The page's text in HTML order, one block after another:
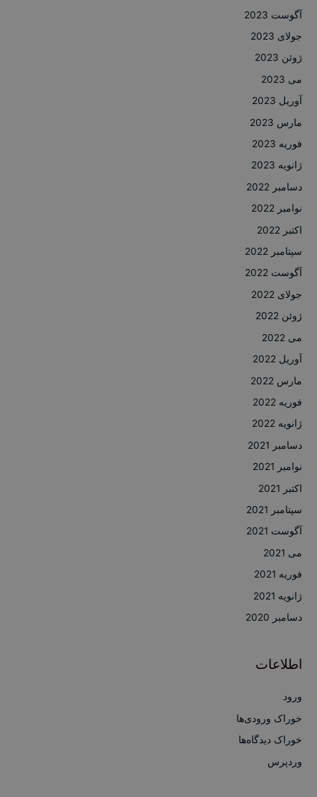
آگوست 2023
جولای 2023
ژوئن 2023
می 2023
آوریل 2023
مارس 2023
فوریه 2023
ژانویه 2023
دسامبر 2022
نوامبر 2022
اکتبر 2022
سپتامبر 2022
آگوست 2022
جولای 2022
ژوئن 2022
می 2022
آوریل 2022
مارس 2022
فوریه 2022
ژانویه 2022
دسامبر 2021
نوامبر 2021
اکتبر 2021
سپتامبر 2021
آگوست 2021
می 2021
فوریه 2021
ژانویه 2021
دسامبر 2020
اطلاعات
ورود
خوراک ورودی‌ها
خوراک دیدگاه‌ها
وردپرس